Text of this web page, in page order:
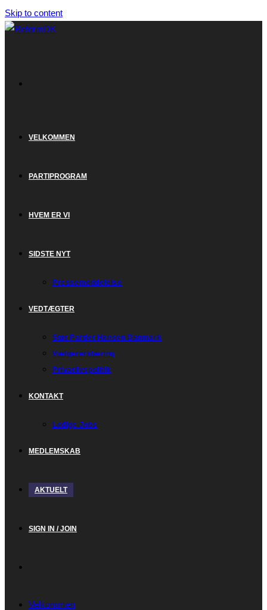
Skip to content
VELKOMMEN
PARTIPROGRAM
HVEM ER VI
SIDSTE NYT
Pressemeddelelse
VEDTÆGTER
Støt Partiet Hansen Danmark
Vælgererklæring
Privatlivspolitik
KONTAKT
Ledige Jobs
MEDLEMSKAB
AKTUELT
SIGN IN / JOIN
Velkommen